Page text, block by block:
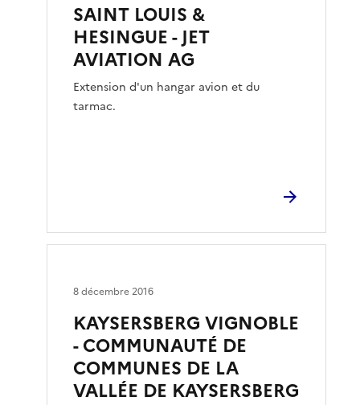
SAINT LOUIS &
HESINGUE - JET
AVIATION AG
Extension d'un hangar avion et du
tarmac.
KAYSERSBERG VIGNOBLE
- COMMUNAUTÉ DE
COMMUNES DE LA
VALLÉE DE KAYSERSBERG
8 décembre 2016